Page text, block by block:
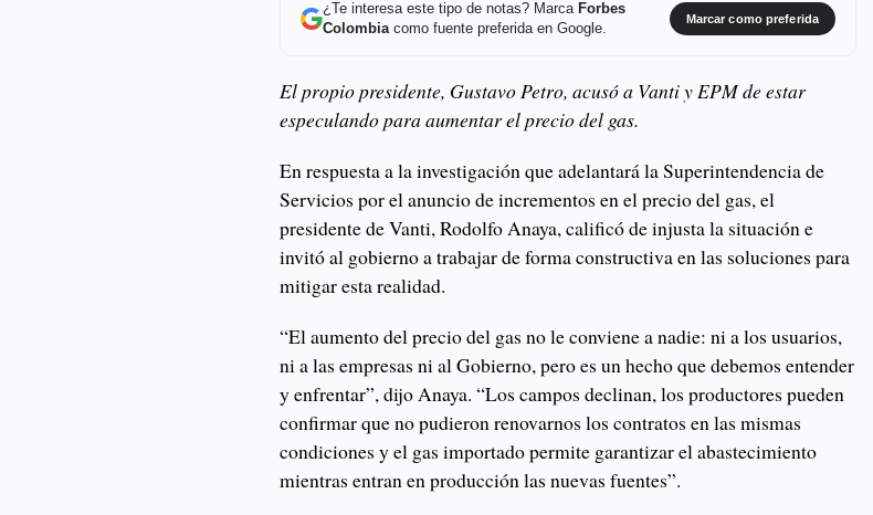
¿Te interesa este tipo de notas? Marca Forbes
Colombiacomo fuente preferida en Google.
Marcar como preferida
El propio presidente, Gustavo Petro, acusó a Vanti y EPM de estar
especulando para aumentar el precio del gas.
En respuesta a la investigación que adelantará la Superintendencia de
Servicios por el anuncio de incrementos en el precio del gas, el
presidente de Vanti, Rodolfo Anaya, calificó de injusta la situación e
invitó al gobierno a trabajar de forma constructiva en las soluciones para
mitigar esta realidad.
“El aumento del precio del gas no le conviene a nadie: ni a los usuarios,
ni a las empresas ni al Gobierno, pero es un hecho que debemos entender
y enfrentar”, dijo Anaya. “Los campos declinan, los productores pueden
confirmar que no pudieron renovarnos los contratos en las mismas
condiciones y el gas importado permite garantizar el abastecimiento
mientras entran en producción las nuevas fuentes”.